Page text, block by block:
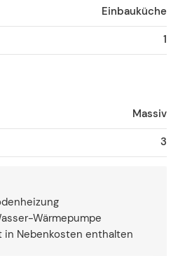
Einbauküche
1
Massiv
3
Wärmepumpe
in Nebenkosten enthalten